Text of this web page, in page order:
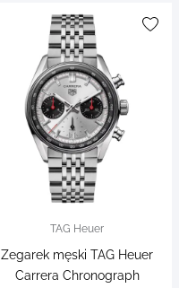
TAG Heuer
Zegarek męski TAG Heuer
Carrera Chronograph